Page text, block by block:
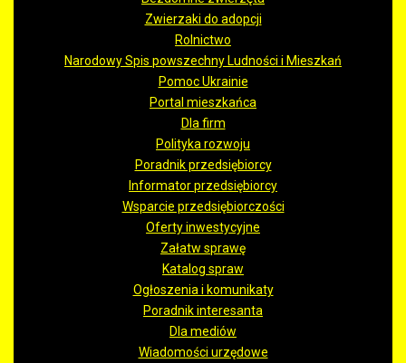
Zwierzaki do adopcji
Rolnictwo
Narodowy Spis powszechny Ludności i Mieszkań
Pomoc Ukrainie
Portal mieszkańca
Dla firm
Polityka rozwoju
Poradnik przedsiębiorcy
Informator przedsiębiorcy
Wsparcie przedsiębiorczości
Oferty inwestycyjne
Załatw sprawę
Katalog spraw
Ogłoszenia i komunikaty
Poradnik interesanta
Dla mediów
Wiadomości urzędowe